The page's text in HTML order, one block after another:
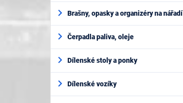
Brašny, opasky a organizéry na nářadí
Čerpadla paliva, oleje
Dílenské stoly a ponky
Dílenské vozíky